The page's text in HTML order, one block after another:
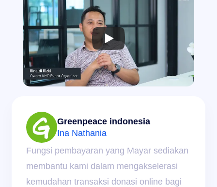
Greenpeace indonesia
Ina Nathania
Fungsi pembayaran yang Mayar sediakan
membantu kami dalam mengakselerasi
kemudahan transaksi donasi online bagi